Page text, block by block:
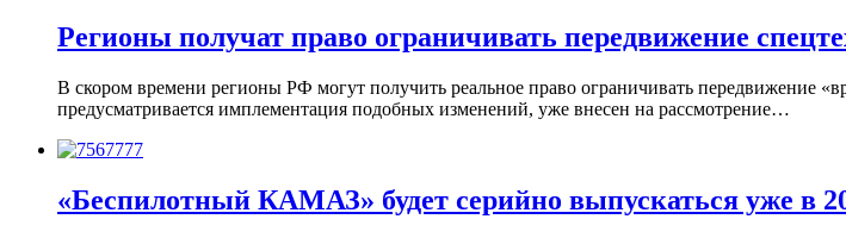
Регионы получат право ограничивать передвижение
В скором времени регионы РФ могут получить реальное право ограничивать передвижение
предусматривается имплементация подобных изменений, уже внесен на рассмотрение…
«Беспилотный КАМАЗ» будет серийно выпускаться уже в